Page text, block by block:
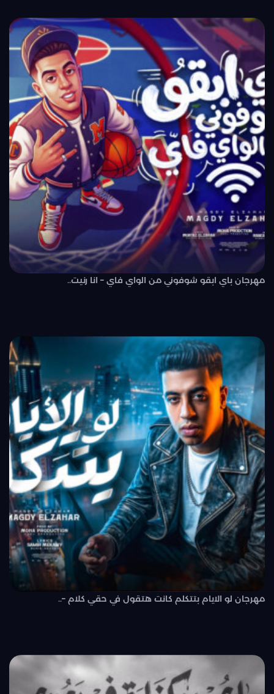
مهرجان باي ابقو شوفوني من الواي فاي – انا رنيت..
مهرجان لو الايام بتتكلم كانت هتقول في حقي كلام –..